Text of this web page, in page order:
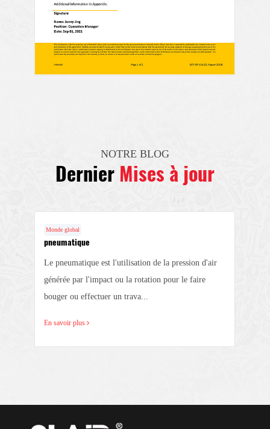
NOTRE BLOG
Dernier Mises à jour
Monde global
pneumatique
Le pneumatique est l'utilisation de la pression d'air
générée par l'impact ou la rotation pour le faire
bouger ou effectuer un trava...
En savoir plus